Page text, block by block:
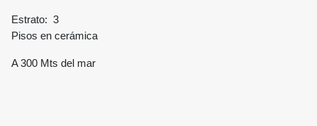
Estrato: 3
Pisos en cerámica
A 300 Mts del mar